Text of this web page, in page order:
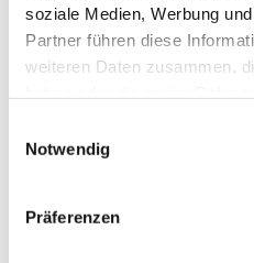
soziale Medien, Werbung
Partner führen diese
weiteren Daten zusammen,
Notwendig
Präferenzen